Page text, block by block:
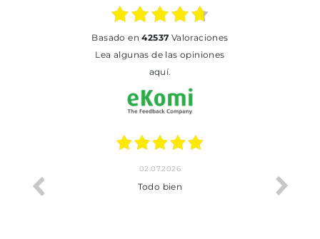
basado en42537 Valoraciones
Lea algunas de las opiniones
aquí.
02.07.2026
Todo bien